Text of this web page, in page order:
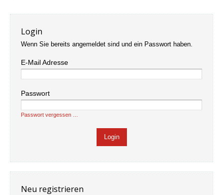
Login
Wenn Sie bereits angemeldet sind und ein Passwort haben.
E-Mail Adresse
Passwort
Passwort vergessen …
Neu registrieren